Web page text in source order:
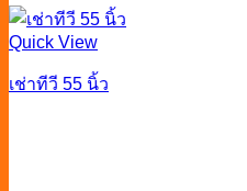
Quick View
เช่าทีวี 55 นิ้ว